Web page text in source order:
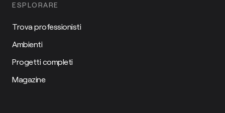
ESPLORARE
Trova professionisti
Ambienti
Progetti completi
Magazine